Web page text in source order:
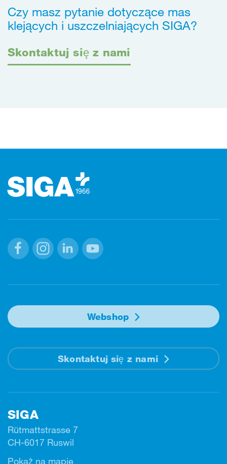
Czy masz pytanie dotyczące mas
klejących i uszczelniających SIGA?
Skontaktuj się z nami
Webshop
Skontaktuj się z nami
SIGA
Rütmattstrasse 7
CH-6017 Ruswil
Pokaż na mapie